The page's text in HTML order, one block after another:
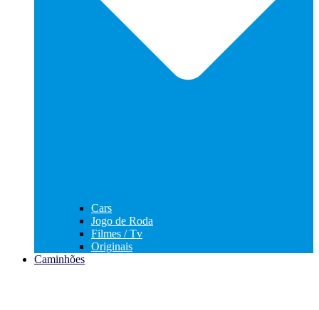
Cars
Jogo de Roda
Filmes / Tv
Originais
Caminhões